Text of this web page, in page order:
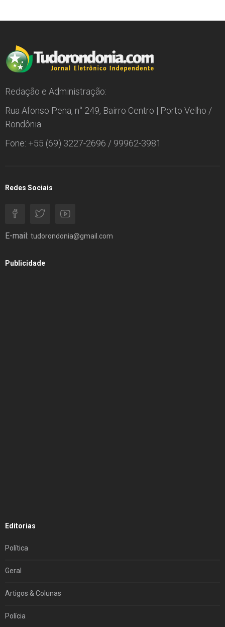
Redação e Administração:
Rua Afonso Pena, n° 249, Bairro Centro | Porto Velho /
Rondônia
Fone: +55 (69) 3227-2696 / 99962-3981
Redes Sociais
E-mail: tudorondonia@gmail.com
Publicidade
Editorias
Política
Geral
Artigos & Colunas
Polícia